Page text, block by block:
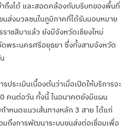
าถึงได้ และสอดคล้องกับบริบทของพื้นที่
ส่งมวลชนในภูมิภาคที่ได้รับมอบหมาย
าชสีมาแล้ว ยังมีจังหวัดเชียงใหม่
พระนครศรีอยุธยา ซึ่งทั้งสามจังหวัด
ระเมินเบื้องต้นว่าเมื่อเปิดให้บริการจะ
คนต่อวัน ทั้งนี้ ในอนาคตยังมีแผน
ำหนดแนวเส้นทางหลัก 3 สาย ได้แก่
มถึงการพัฒนาระบบขนส่งต่อเชื่อมเพื่อ